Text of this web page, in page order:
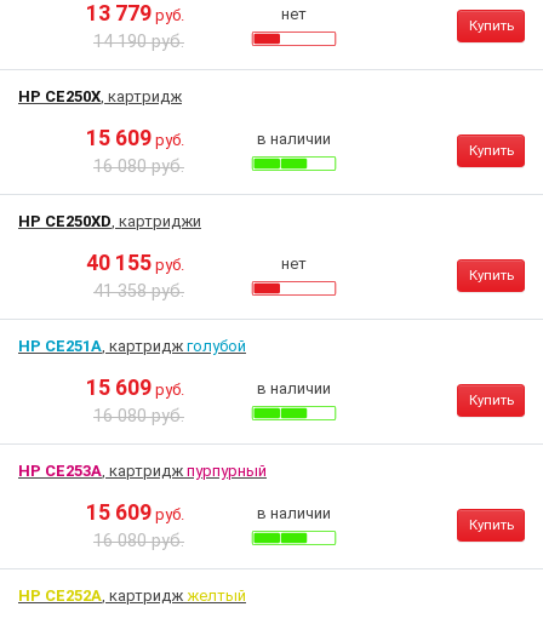
13 779 руб.
14 190 руб.
нет
Купить
HP CE250X, картридж
15 609 руб.
16 080 руб.
в наличии
Купить
HP CE250XD, картриджи
40 155 руб.
41 358 руб.
нет
Купить
HP CE251A, картридж голубой
15 609 руб.
16 080 руб.
в наличии
Купить
HP CE253A, картридж пурпурный
15 609 руб.
16 080 руб.
в наличии
Купить
HP CE252A, картридж желтый